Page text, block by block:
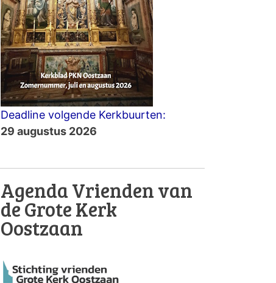
Deadline volgende Kerkbuurten:
29 augustus 2026
Agenda Vrienden van
de Grote Kerk
Oostzaan